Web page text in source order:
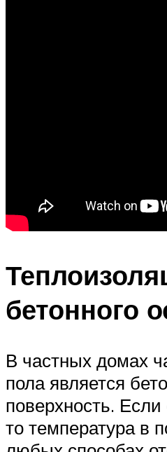
бетонного
В частных домах
пола является
поверхность.
то температура в